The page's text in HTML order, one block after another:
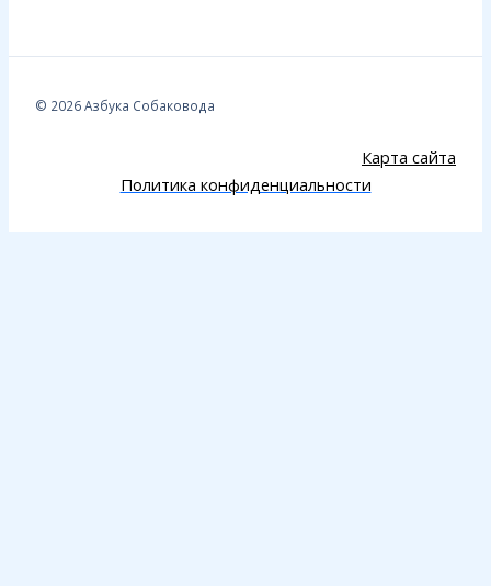
© 2026 Азбука Собаковода
Карта сайта
Политика конфиденциальности